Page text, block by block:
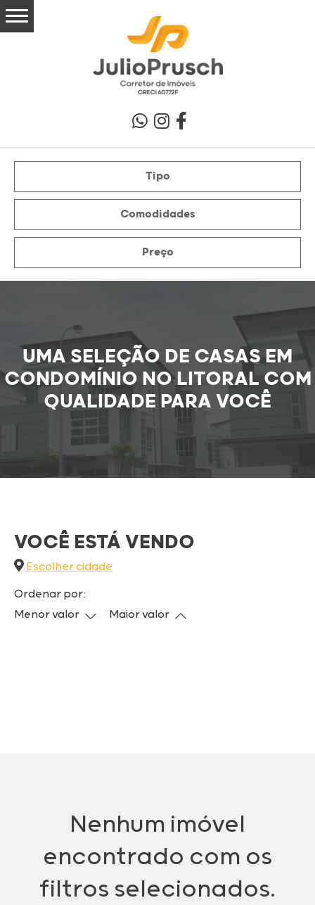
Tipo
Comodidades
Preço
UMA SELEÇÃO DE CASAS EM
CONDOMÍNIO NO LITORAL COM
QUALIDADE PARA VOCÊ
VOCÊ ESTÁ VENDO
Escolher cidade
Ordenar por:
Menor valor
Maior valor
Nenhum imóvel
encontrado com os
filtros selecionados.